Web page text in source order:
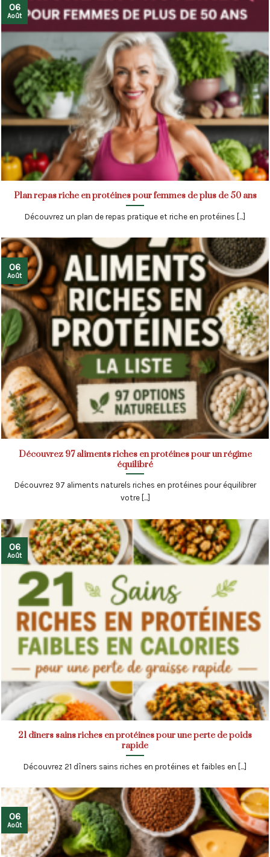
Plan repas riche en protéines pour femmes de plus de 50 ans
Découvrez un plan de repas pratique et riche en protéines [...]
06
Août
Découvrez 97 aliments riches en protéines pour un régime
équilibré
Découvrez 97 aliments naturels riches en protéines pour équilibrer
votre [...]
06
Août
21 dîners sains riches en protéines pour une perte de poids
rapide
Découvrez 21 dîners sains riches en protéines et faibles en [...]
06
Août
06
Août